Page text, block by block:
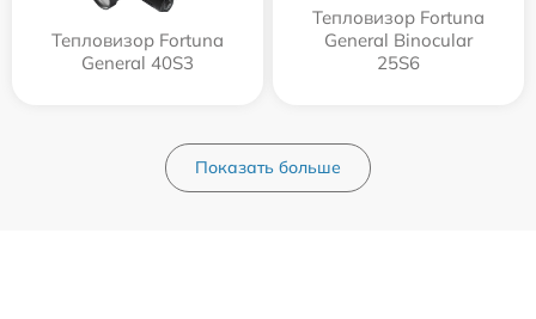
Тепловизор Fortuna
General 40S3
Тепловизор Fortuna
General Binocular
25S6
Показать больше